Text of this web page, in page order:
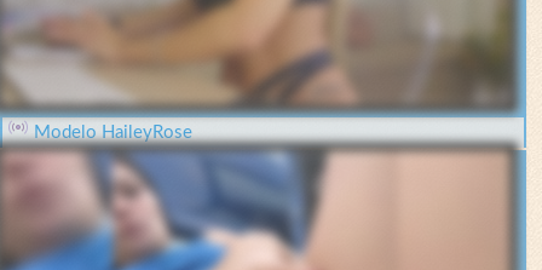
Modelo HaileyRose